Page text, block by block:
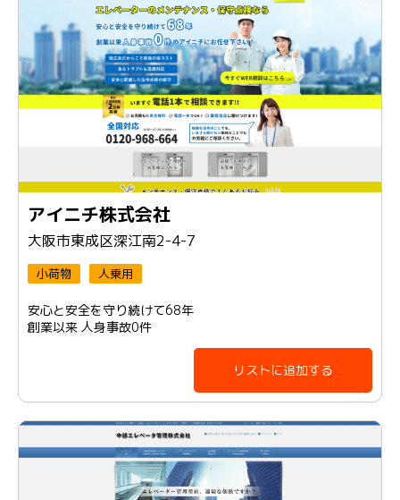
アイニチ株式会社
大阪市東成区深江南2-4-7
小荷物 人乗用
安心と安全を守り続けて68年
創業以来 人身事故0件
リストに追加する